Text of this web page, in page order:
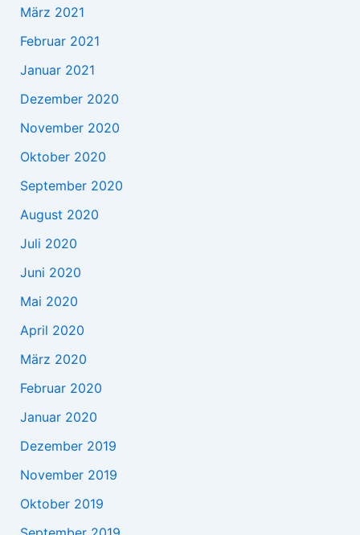
März 2021
Februar 2021
Januar 2021
Dezember 2020
November 2020
Oktober 2020
September 2020
August 2020
Juli 2020
Juni 2020
Mai 2020
April 2020
März 2020
Februar 2020
Januar 2020
Dezember 2019
November 2019
Oktober 2019